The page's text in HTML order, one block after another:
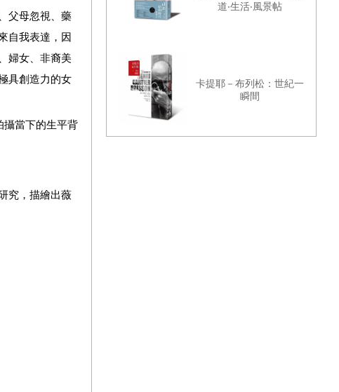
父母忽視、藥
自我表達，因
婦女、非裔美
具創造力的女
攝當下的生平背
究，描繪出薇
道‧生活‧風景帖
卡提耶－布列松：世紀一
瞬間